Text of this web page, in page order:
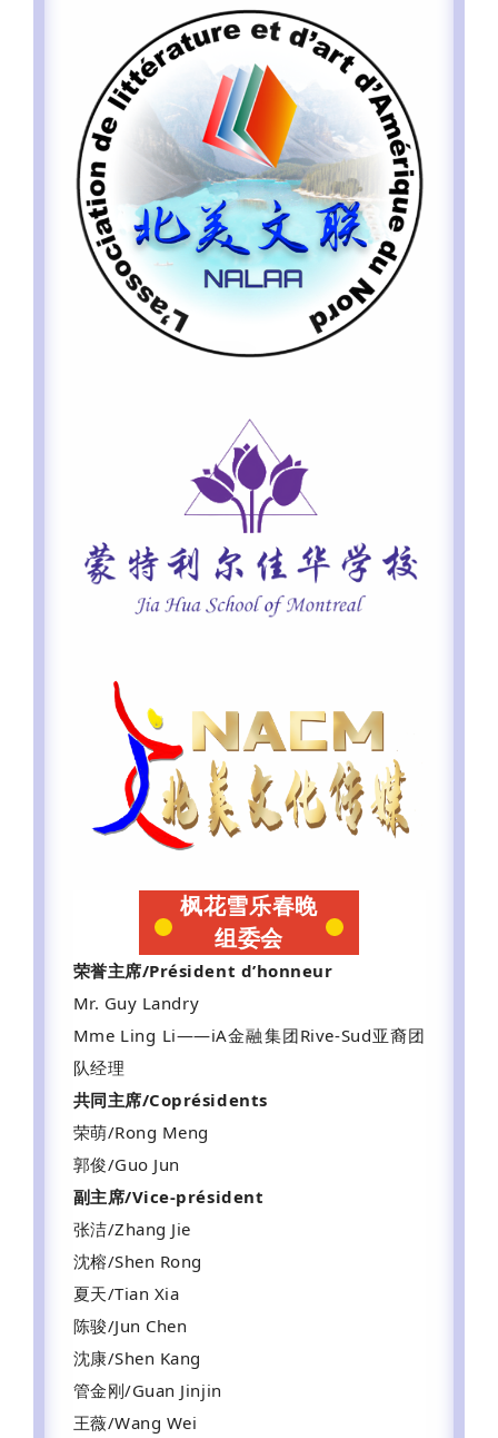
枫花雪乐春晚
组委会
荣誉主席/Président d’honneur
Mr. Guy Landry
Mme Ling Li——iA金融集团Rive-Sud亚裔团
队经理
共同主席/Coprésidents
荣萌/Rong Meng
郭俊/Guo Jun
副主席/Vice-président
张洁/Zhang Jie
沈榕/Shen Rong
夏天/Tian Xia
陈骏/Jun Chen
沈康/Shen Kang
管金刚/Guan Jinjin
王薇/Wang Wei